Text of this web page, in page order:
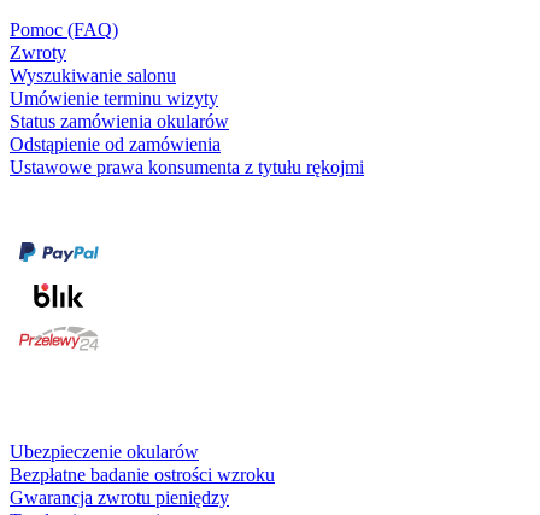
Pomoc (FAQ)
Zwroty
Wyszukiwanie salonu
Umówienie terminu wizyty
Status zamówienia okularów
Odstąpienie od zamówienia
Ustawowe prawa konsumenta z tytułu rękojmi
Ubezpieczenie okularów
Bezpłatne badanie ostrości wzroku
Gwarancja zwrotu pieniędzy